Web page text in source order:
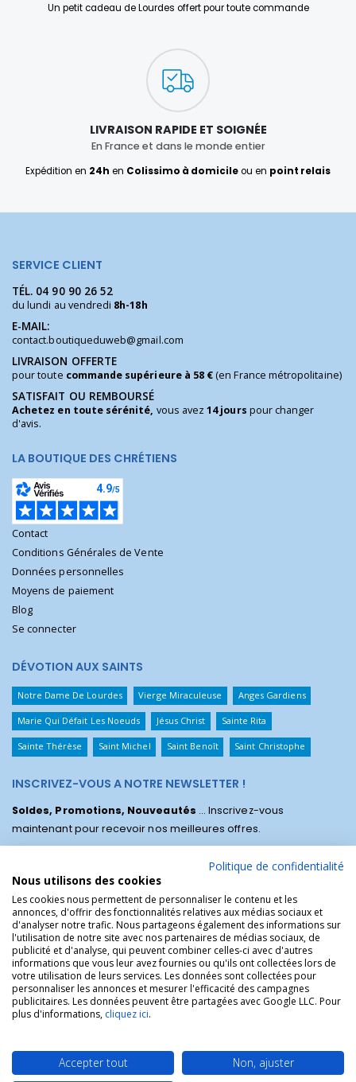
Un petit cadeau de Lourdes offert pour toute commande
LIVRAISON RAPIDE ET SOIGNÉE
En France et dans le monde entier
Expédition en 24h en Colissimo à domicileou en point relais
SERVICE CLIENT
TÉL. 04 90 90 26 52
du lundi au vendredi 8h-18h
E-MAIL:
contact.boutiqueduweb@gmail.com
LIVRAISON OFFERTE
pour toute commande supérieure à 58 €(en France métropolitaine)
SATISFAIT OU REMBOURSÉ
Achetez en toute sérénité, vous avez14 jours pour changer
d'avis.
LA BOUTIQUE DES CHRÉTIENS
Contact
Conditions Générales de Vente
Données personnelles
Moyens de paiement
Blog
Se connecter
DÉVOTION AUX SAINTS
Notre Dame De Lourdes Vierge Miraculeuse Anges Gardiens
Marie Qui Défait Les Noeuds Jésus Christ Sainte Rita
Sainte Thérèse Saint Michel Saint Benoît Saint Christophe
INSCRIVEZ-VOUS A NOTRE NEWSLETTER !
Soldes, Promotions, Nouveautés ... Inscrivez-vous
maintenant pour recevoir nos meilleures offres.
La Boutique des Chrétiens © | La boutique religieuse chrétienne de
référence !.
Politique de confidentialité
Nous utilisons des cookies
Les cookies nous permettent de personnaliser le contenu et les
annonces, d'offrir des fonctionnalités relatives aux médias sociaux et
d'analyser notre trafic. Nous partageons également des informations sur
l'utilisation de notre site avec nos partenaires de médias sociaux, de
publicité et d'analyse, qui peuvent combiner celles-ci avec d'autres
informations que vous leur avez fournies ou qu'ils ont collectées lors de
votre utilisation de leurs services. Les données sont collectées pour
personnaliser les annonces et mesurer l'efficacité des campagnes
publicitaires. Les données peuvent être partagées avec Google LLC. Pour
plus d'informations, cliquez ici.
Accepter tout Non, ajuster